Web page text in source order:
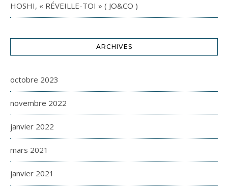
HOSHI, « RÉVEILLE-TOI » ( JO&CO )
ARCHIVES
octobre 2023
novembre 2022
janvier 2022
mars 2021
janvier 2021